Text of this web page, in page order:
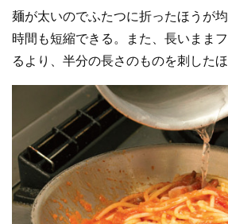
麺が太いのでふたつに折ったほうが
時間も短縮できる。また、長いまま
るより、半分の長さのものを刺した